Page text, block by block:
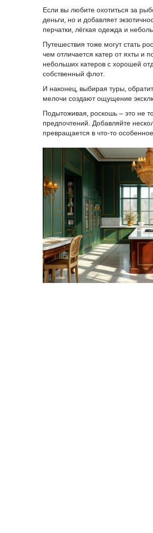
Если вы любите охотиться за
деньги, но и добавляет
перчатки, лёгкая одежда и
Путешествия тоже могут стать
чем отличается катер от яхты и
небольших катеров с хорошей
собственный флот.
И наконец, выбирая туры,
мелочи создают ощущение
Подытоживая, роскошь – это не
предпочтений. Добавляйте
превращается в что‑то